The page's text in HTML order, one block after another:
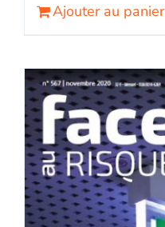
Ajouter au panier